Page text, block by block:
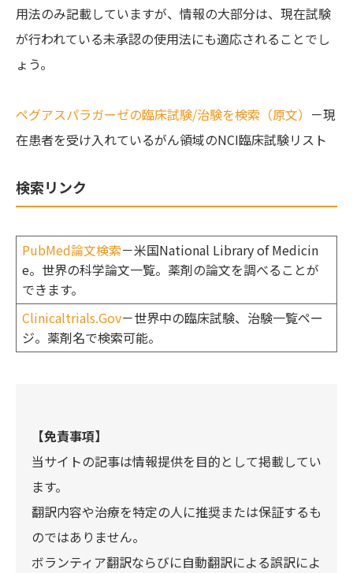
用法のみ記載していますが、情報の大部分は、現在試験
が行われている未承認の使用法にも適応されることでし
ょう。
ペグアスパラガーゼの臨床試験/治験を検索（原文） －現
在患者を受け入れているがん領域のNCI臨床試験リスト
検索リンク
PubMed論文検索－米国National Library of Medicin
e。世界の科学論文一覧。薬剤の論文を調べることが
できます。
Clinicaltrials.Gov－世界中の臨床試験、治験一覧ペー
ジ。薬剤名で検索可能。
【免責事項】
当サイトの記事は情報提供を目的として掲載してい
ます。
翻訳内容や治療を特定の人に推奨または保証するも
のではありません。
ボランティア翻訳ならびに自動翻訳による誤訳によ